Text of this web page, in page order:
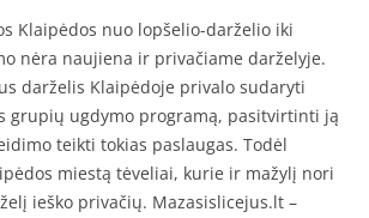
Klaipėdos nuo lopšelio-darželio iki
nėra naujiena ir privačiame darželyje.
darželis Klaipėdoje privalo sudaryti
grupių ugdymo programą, pasitvirtinti ją
teikti tokias paslaugas. Todėl
miestą tėveliai, kurie ir mažylį nori
ieško privačių. Mazasislicejus.lt –